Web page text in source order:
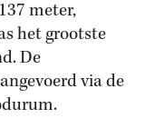
meter,
het grootste
De
via de